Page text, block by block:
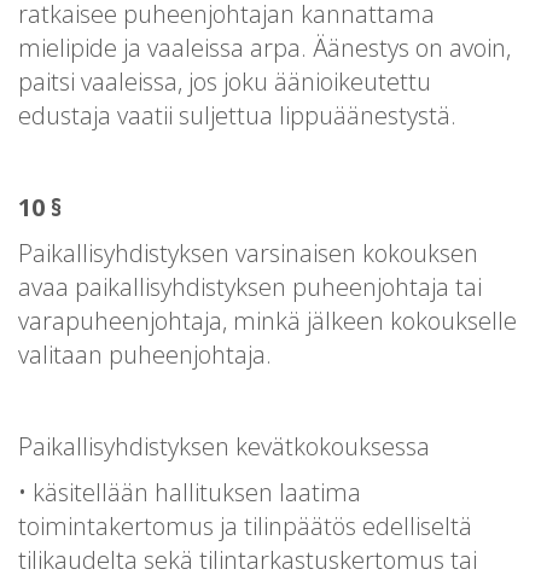
ratkaisee puheenjohtajan kannattama
mielipide ja vaaleissa arpa. Äänestys on avoin,
paitsi vaaleissa, jos joku äänioikeutettu
edustaja vaatii suljettua lippuäänestystä.
10 §
Paikallisyhdistyksen varsinaisen kokouksen
avaa paikallisyhdistyksen puheenjohtaja tai
varapuheenjohtaja, minkä jälkeen kokoukselle
valitaan puheenjohtaja.
Paikallisyhdistyksen kevätkokouksessa
• käsitellään hallituksen laatima
toimintakertomus ja tilinpäätös edelliseltä
tilikaudelta sekä tilintarkastuskertomus tai